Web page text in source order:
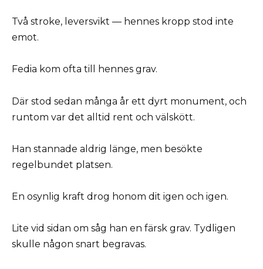
Två stroke, leversvikt — hennes kropp stod inte
emot.
Fedia kom ofta till hennes grav.
Där stod sedan många år ett dyrt monument, och
runtom var det alltid rent och välskött.
Han stannade aldrig länge, men besökte
regelbundet platsen.
En osynlig kraft drog honom dit igen och igen.
Lite vid sidan om såg han en färsk grav. Tydligen
skulle någon snart begravas.